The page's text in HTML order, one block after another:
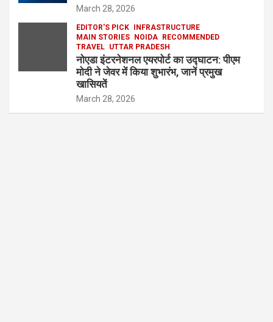
March 28, 2026
EDITOR'S PICK
INFRASTRUCTURE
MAIN STORIES
NOIDA
RECOMMENDED
TRAVEL UTTAR PRADESH
नोएडा इंटरनेशनल एयरपोर्ट का उद्घाटन: पीएम
मोदी ने जेवर में किया शुभारंभ, जानें प्रमुख
खासियतें
March 28, 2026